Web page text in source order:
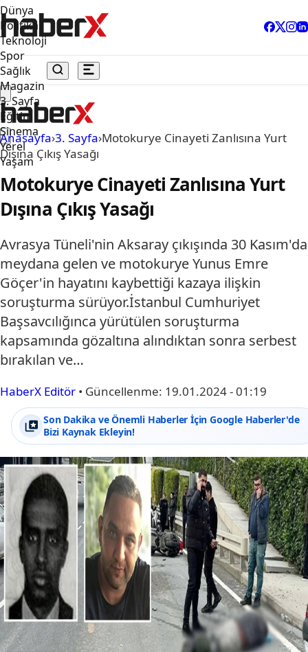
Dünya
Politika
Teknoloji
Spor
Sağlık
Magazin
3. Sayfa
Eğitim
Sinema
Yerel
Yaşam
Anasayfa›3. Sayfa›Motokurye Cinayeti Zanlısına Yurt
Dışına Çıkış Yasağı
Motokurye Cinayeti Zanlısına Yurt
Dışına Çıkış Yasağı
Avrasya Tüneli'nin Aksaray çıkışında 30 Kasım'da
meydana gelen ve motokurye Yunus Emre
Göçer'in hayatını kaybettiği kazaya ilişkin
soruşturma sürüyor.İstanbul Cumhuriyet
Başsavcılığınca yürütülen soruşturma
kapsamında gözaltına alındıktan sonra serbest
bırakılan ve…
HaberX Editör • Güncellenme: 19.01.2024 - 01:19
Son Dakika ve Önemli Haberler İçin Google Haberler'de
Bizi Kaynak Ekleyin!